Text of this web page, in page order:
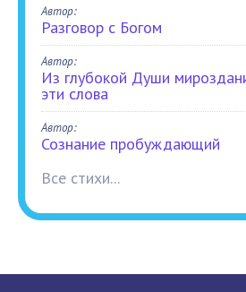
Автор:
Разговор с Богом
Автор:
Из глубокой Души
эти слова
Автор:
Сознание пробуждающий
Все стихи...